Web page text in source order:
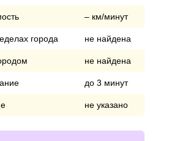
– км/минут
города не найдена
не найдена
до 3 минут
не указано